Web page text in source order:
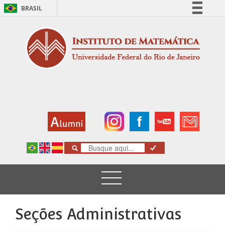
BRASIL
Comunica BR
Participe
Seções Administrativas